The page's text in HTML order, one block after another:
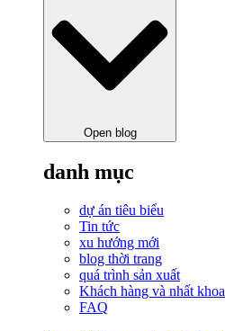
Open blog
danh mục
dự án tiêu biểu
Tin tức
xu hướng mới
blog thời trang
quá trình sản xuất
Khách hàng và nhất khoa
FAQ